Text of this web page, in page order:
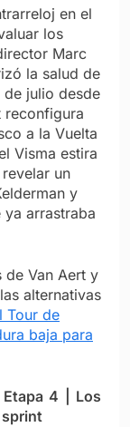
en el
los
Marc
la salud de
de julio desde
reconfigura
a la Vuelta
Visma estira
un
y
ya arrastraba
Van Aert y
alternativas
Tour de
baja para
Etapa 4 | Los
sprint